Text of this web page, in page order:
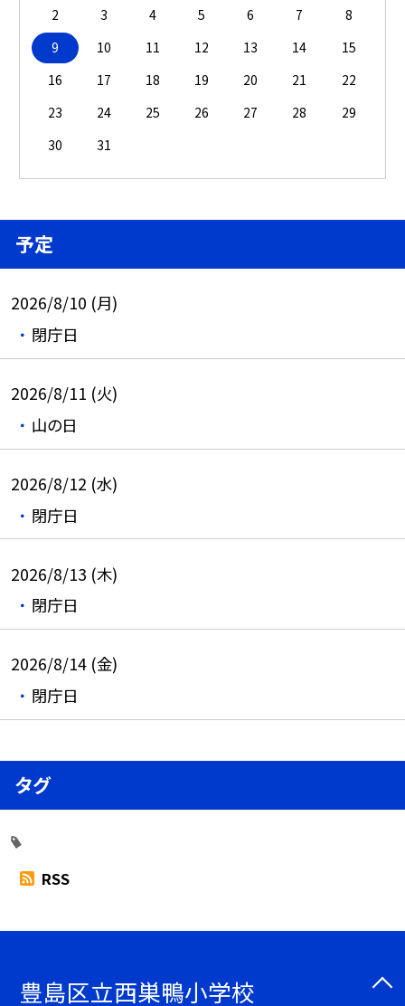
2
3 4 5 6 7
8
9
10 11 12 13 14
15
16
17 18 19 20 21
22
23
24 25 26 27 28
29
30
31
予定
2026/8/10 (月)
閉庁日
2026/8/11 (火)
山の日
2026/8/12 (水)
閉庁日
2026/8/13 (木)
閉庁日
2026/8/14 (金)
閉庁日
タグ
RSS
豊島区立西巣鴨小学校